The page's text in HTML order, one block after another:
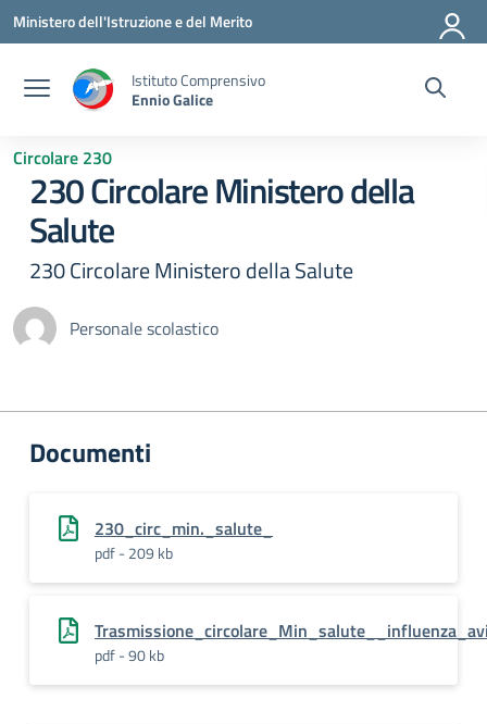
Vai ai contenuti
Vai al menu di navigazione
Vai al footer
Ministero dell'Istruzione e del Merito
Istituto Comprensivo
Ennio Galice
Circolare 230
230 Circolare Ministero della
Salute
230 Circolare Ministero della Salute
Personale scolastico
Documenti
230_circ_min._salute_
pdf - 209 kb
pdf - 90 kb